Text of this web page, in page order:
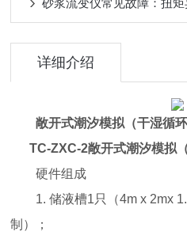
砂浆流变仪常见故障：扭
详细介绍
敞开式潮汐模拟（干湿循
TC-ZXC-2敞开式潮汐模拟
硬件组成
1. 储液槽1只（4m x 2mx
制）；